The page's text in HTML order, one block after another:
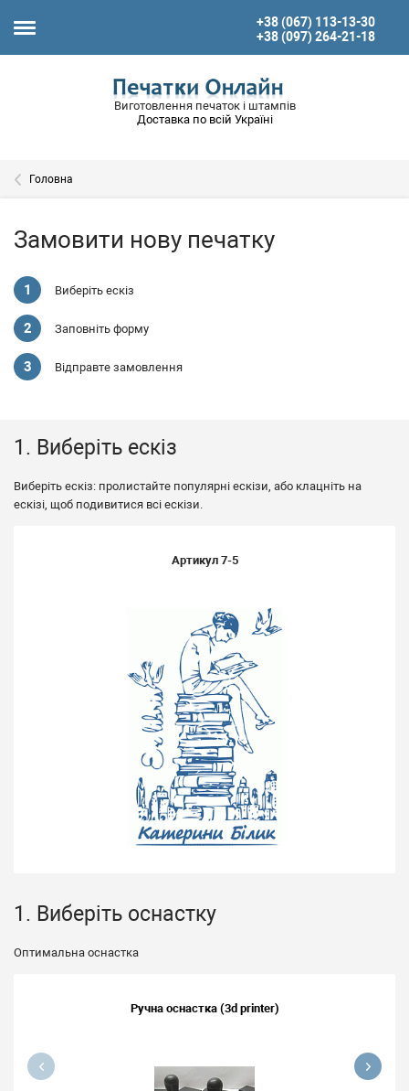
+38 (067) 113-13-30
+38 (097) 264-21-18
Виготовлення печаток і штампів
Доставка по всій Україні
Головна
Замовити нову печатку
Виберіть ескіз
Заповніть форму
Відправте замовлення
1. Виберіть ескіз
Виберіть ескіз: пролистайте популярні ескізи, або клацніть на
ескізі, щоб подивитися всі ескізи.
Артикул 7-5
1. Виберіть оснастку
Оптимальна оснастка
Ручна оснастка (3d printer)